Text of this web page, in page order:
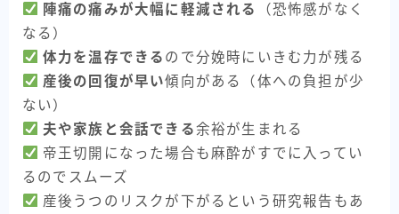
陣痛の痛みが大幅に軽減される
（恐怖感がなく
なる）
体力を温存できる ので分娩時にいきむ力が残る
産後の回復が早い傾向がある（体への負担が少
ない）
夫や家族と会話できる余裕が生まれる
帝王切開になった場合も麻酔がすでに入ってい
るのでスムーズ
産後うつのリスクが下がるという研究報告もあ